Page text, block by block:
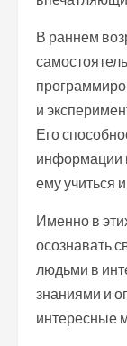
В раннем
и
Его
информации
ему учиться
Именно в
осознавать
людьми в
знаниями и
интересные